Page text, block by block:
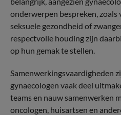
onderwerpen bespreken,
seksuele gezondheid of
respectvolle houding zijn
op hun gemak te stellen.
Samenwerkingsvaardigheden
gynaecologen vaak deel
teams en nauw samenwerken
oncologen, huisartsen en